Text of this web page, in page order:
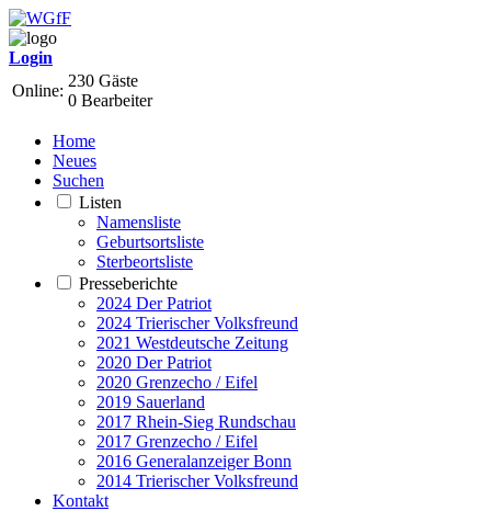
Login
Online:
230 Gäste
0 Bearbeiter
Home
Neues
Suchen
Listen
Namensliste
Geburtsortsliste
Sterbeortsliste
Presseberichte
2024 Der Patriot
2024 Trierischer Volksfreund
2021 Westdeutsche Zeitung
2020 Der Patriot
2020 Grenzecho / Eifel
2019 Sauerland
2017 Rhein-Sieg Rundschau
2017 Grenzecho / Eifel
2016 Generalanzeiger Bonn
2014 Trierischer Volksfreund
Kontakt